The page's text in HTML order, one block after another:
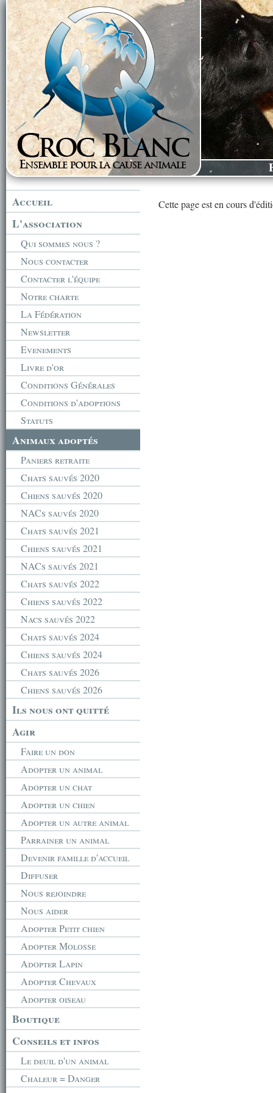
Accueil
L'association
Qui sommes nous ?
Nous contacter
Contacter l'équipe
Notre charte
La Fédération
Newsletter
Evenements
Livre d'or
Conditions Générales
Conditions d'adoptions
Statuts
Animaux adoptés
Paniers retraite
Chats sauvés 2020
Chiens sauvés 2020
NACs sauvés 2020
Chats sauvés 2021
Chiens sauvés 2021
NACs sauvés 2021
Chats sauvés 2022
Chiens sauvés 2022
Nacs sauvés 2022
Chats sauvés 2024
Chiens sauvés 2024
Chats sauvés 2026
Chiens sauvés 2026
Ils nous ont quitté
Agir
Faire un don
Adopter un animal
Adopter un chat
Adopter un chien
Adopter un autre animal
Parrainer un animal
Devenir famille d'accueil
Diffuser
Nous rejoindre
Nous aider
Adopter Petit chien
Adopter Molosse
Adopter Lapin
Adopter Chevaux
Adopter oiseau
Boutique
Conseils et infos
Le deuil d'un animal
Chaleur = Danger
Cette page est en cours